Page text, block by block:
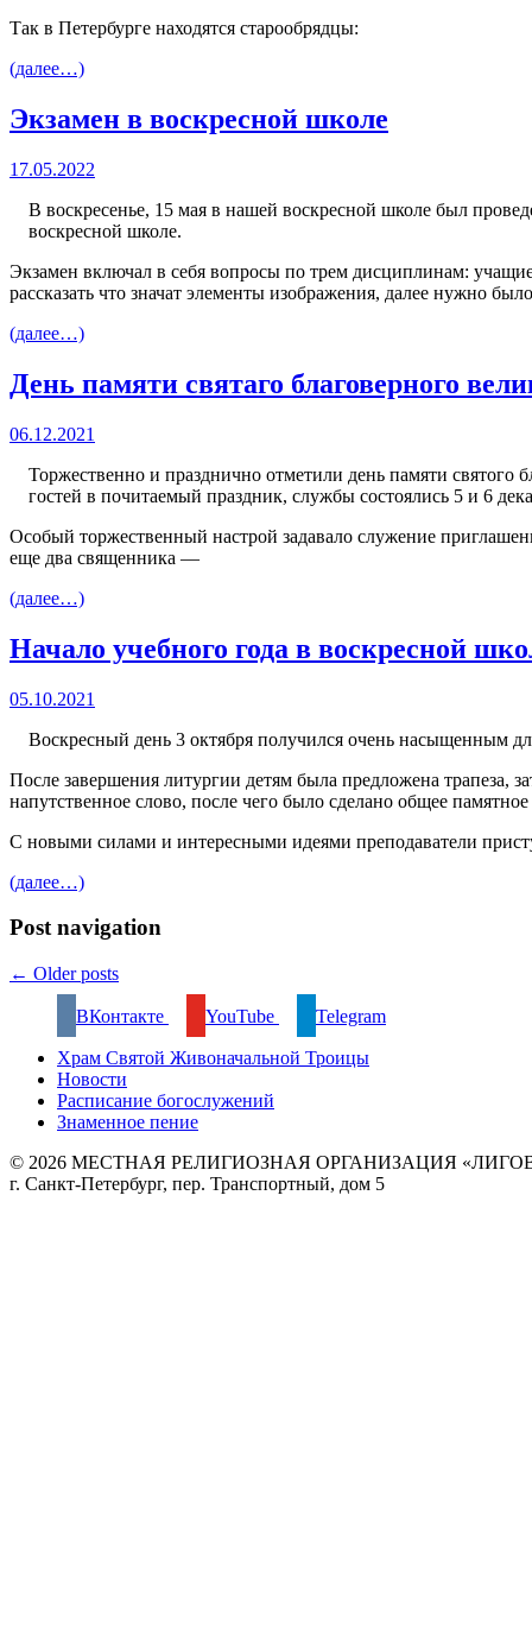
Так в Петербурге находятся старообрядцы:
(далее…)
Экзамен в воскресной школе
17.05.2022
В воскресенье, 15 мая в нашей воскресной школе был
воскресной школе.
Экзамен включал в себя вопросы по трем дисциплинам:
рассказать что значат элементы изображения, далее нужно
(далее…)
День памяти святаго благоверного
06.12.2021
Торжественно и празднично отметили день памяти святого
гостей в почитаемый праздник, службы состоялись 5 и 6
Особый торжественный настрой задавало служение
еще два священника —
(далее…)
Начало учебного года в воскресной
05.10.2021
Воскресный день 3 октября получился очень насыщенным
После завершения литургии детям была предложена трапеза,
напутственное слово, после чего было сделано общее
С новыми силами и интересными идеями преподаватели
(далее…)
Post navigation
← Older posts
ВКонтакте YouTube Telegram
Храм Святой Живоначальной Троицы
Новости
Расписание богослужений
Знаменное пение
© 2026 МЕСТНАЯ РЕЛИГИОЗНАЯ ОРГАНИЗАЦИЯ
г. Санкт-Петербург, пер. Транспортный, дом 5